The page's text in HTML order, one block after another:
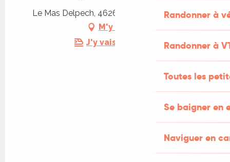
Randonner à
Randonner à
Toutes les
Se baigner en
Naviguer en
Le Mas Delpech, 46260 Saint-Jean-de-Laur
M'y rendre
J'y vais en train !